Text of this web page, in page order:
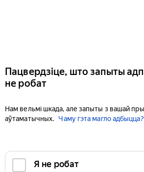
Пацвердзіце, што запыты
не робат
Нам вельмі шкада, але запыты з вашай
аўтаматычных.
Чаму гэта магло адбыцца?
Я не робат